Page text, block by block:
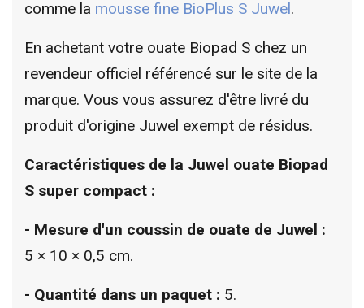
comme la mousse fine BioPlus S Juwel.
En achetant votre ouate Biopad S chez un
revendeur officiel référencé sur le site de la
marque. Vous vous assurez d'être livré du
produit d'origine Juwel exempt de résidus.
Caractéristiques de la Juwel ouate Biopad
S super compact :
- Mesure d'un coussin de ouate de Juwel :
5 × 10 × 0,5 cm.
- Quantité dans un paquet : 5.